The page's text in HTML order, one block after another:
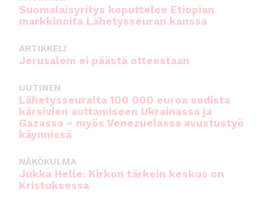
Suomalaisyritys koputtelee Etiopian
markkinoita Lähetysseuran kanssa
ARTIKKELI
Jerusalem ei päästä otteestaan
UUTINEN
Lähetysseuralta 100 000 euroa sodista
kärsivien auttamiseen Ukrainassa ja
Gazassa – myös Venezuelassa avustustyö
käynnissä
NÄKÖKULMA
Jukka Helle: Kirkon tärkein keskus on
Kristuksessa